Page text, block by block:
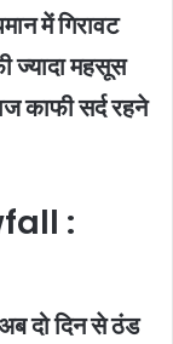
में गिरावट
ज्यादा महसूस
काफी सर्द रहने
:
दो दिन से ठंड